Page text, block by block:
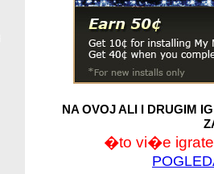
NA OVOJ ALI I DRUGIM
�to vi�e